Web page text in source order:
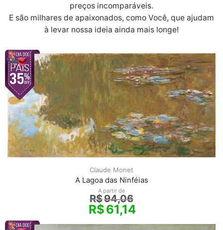
preços incomparáveis.
E são milhares de apaixonados, como Você, que ajudam
à levar nossa ideia ainda mais longe!
Claude Monet
A Lagoa das Ninféias
A partir de
R$94,06
R$61,14